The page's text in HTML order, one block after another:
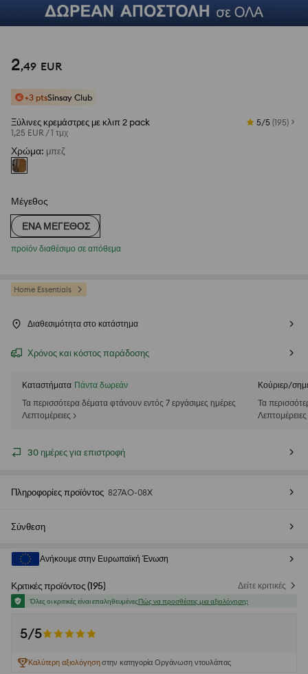
2,49 EUR
+3 ptsSinsay Club
Ξύλινες κρεμάστρες με κλιπ 2 pack
1,25 EUR /1 τμχ
5/5 (195)
Χρώμα: μπεζ
Μέγεθος
ΈΝΑ ΜΈΓΕΘΟΣ
προϊόν διαθέσιμο σε απόθεμα
Home Essentials
Διαθεσιμότητα στο κατάστημα
Χρόνος και κόστος παράδοσης
Καταστήματα Πάντα δωρεάν
Τα περισσότερα δέματα φτάνουν εντός 7 εργάσιμες ημέρες
Λεπτομέρειες >
Κούριερ/
Τα
Λεπτομέρειες
30 ημέρες για επιστροφή
Πληροφορίες προϊόντος 827AO-08X
Σύνθεση
Ανήκουμε στην Ευρωπαϊκή Ένωση
Κριτικές προϊόντος(195) Δείτε κριτικές
Όλες οι κριτικές είναι επαληθευμένεςΠώς να προσθέσεις μια αξιολόγηση;
5/5
Καλύτερη αξιολόγησηστην κατηγορία Οργάνωση ντουλάπας